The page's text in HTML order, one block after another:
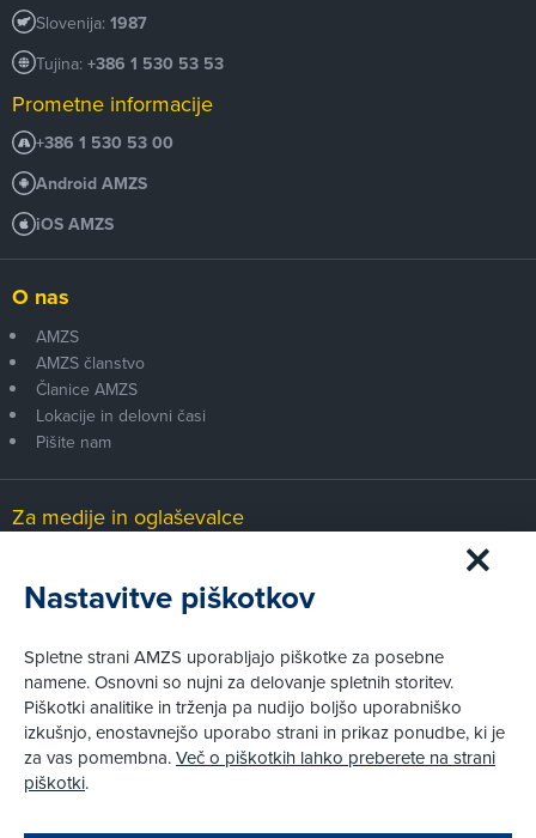
Zapri
Slovenija: 1987
Tujina: +386 1 530 53 53
Prometne informacije
+386 1 530 53 00
Android AMZS
iOS AMZS
O nas
AMZS
AMZS članstvo
Članice AMZS
Lokacije in delovni časi
Pišite nam
Za medije in oglaševalce
Piškotki
Politika zasebnosti
Informacije o obdelavi osebnih podatkov - videonadzor
Pravno obvestilo
Izvensodno reševanje potrošniških sporov
Cenik članstva AMZS
Nastavitve piškotkov
Spletne strani AMZS uporabljajo piškotke za posebne
namene. Osnovni so nujni za delovanje spletnih storitev.
Piškotki analitike in trženja pa nudijo boljšo uporabniško
izkušnjo, enostavnejšo uporabo strani in prikaz ponudbe, ki je
za vas pomembna.Več o piškotkih lahko preberete na strani
piškotki.